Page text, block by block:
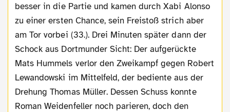
besser in die Partie und kamen durch Xabi Alonso
zu einer ersten Chance, sein Freistoß strich aber
am Tor vorbei (33.). Drei Minuten später dann der
Schock aus Dortmunder Sicht: Der aufgerückte
Mats Hummels verlor den Zweikampf gegen Robert
Lewandowski im Mittelfeld, der bediente aus der
Drehung Thomas Müller. Dessen Schuss konnte
Roman Weidenfeller noch parieren, doch den